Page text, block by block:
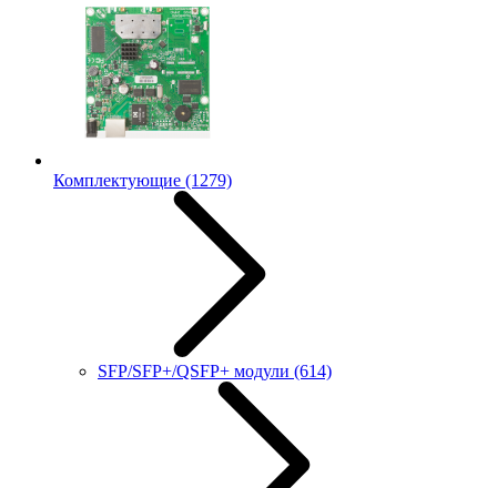
Комплектующие (1279)
SFP/SFP+/QSFP+ модули (614)